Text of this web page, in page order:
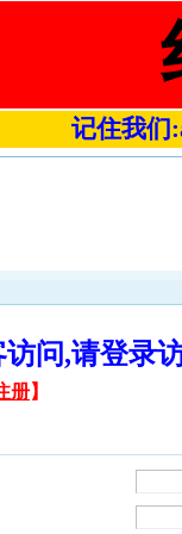
记住我们
访问,请登
册】